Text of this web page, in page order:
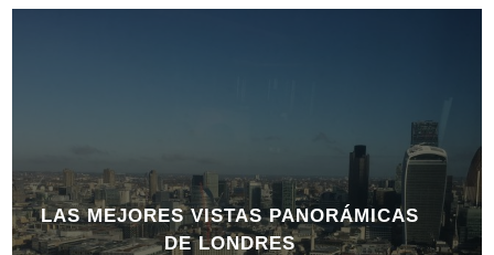
LAS MEJORES VISTAS PANORÁMICAS
DE LONDRES